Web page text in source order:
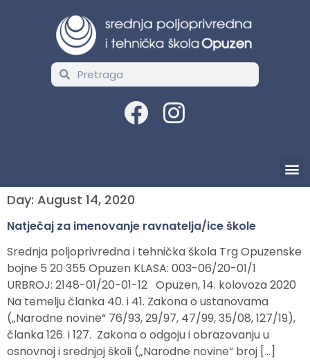
Day: August 14, 2020
Natječaj za imenovanje ravnatelja/ice škole
Srednja poljoprivredna i tehnička škola Trg Opuzenske
bojne 5 20 355 Opuzen KLASA: 003-06/20-01/1
URBROJ: 2148-01/20-01-12 Opuzen, 14. kolovoza 2020
Na temelju članka 40. i 41. Zakona o ustanovama
(„Narodne novine“ 76/93, 29/97, 47/99, 35/08, 127/19),
članka 126. i 127. Zakona o odgoju i obrazovanju u
osnovnoj i srednjoj školi („Narodne novine“ broj […]